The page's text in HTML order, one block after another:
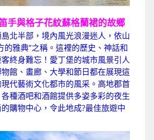
手與格子花紋蘇格蘭裙的故鄉
北半部，境內風光浪漫迷人，依山
的雅典”之稱。這裡的歷史、神話和
終身難忘！愛丁堡的城市風景引人
館、畫廊、大學和節日都在展現這
代藝術文化都市的風采。高地郡首
種酒吧和酒館提供多姿多彩的夜生
購物中心，令此地成?最佳旅遊中